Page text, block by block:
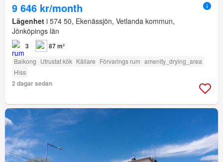
9 646 kr/month
Lägenhet i 574 50, Ekenässjön, Vetlanda kommun,
Jönköpings län
3 87 m²
Balkong Utrustat kök Källare Förvarings rum amenity_drying_area
Hiss
2 dagar sedan